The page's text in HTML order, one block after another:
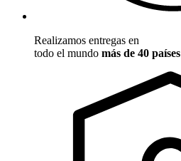
Realizamos entregas en
todo el mundo más de 40 países